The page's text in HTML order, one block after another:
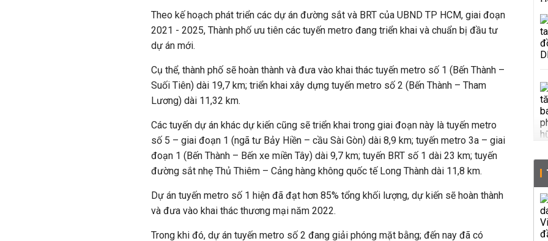
Theo kế hoạch phát triển các dự án đường sắt và BRT của UBND TP HCM, giai đoạn
2021 - 2025, Thành phố ưu tiên các tuyến metro đang triển khai và chuẩn bị đầu tư
dự án mới.
Cụ thể, thành phố sẽ hoàn thành và đưa vào khai thác tuyến metro số 1 (Bến Thành –
Suối Tiên) dài 19,7 km; triển khai xây dựng tuyến metro số 2 (Bến Thành – Tham
Lương) dài 11,32 km.
Các tuyến dự án khác dự kiến cũng sẽ triển khai trong giai đoạn này là tuyến metro
số 5 – giai đoạn 1 (ngã tư Bảy Hiền – cầu Sài Gòn) dài 8,9 km; tuyến metro 3a – giai
đoạn 1 (Bến Thành – Bến xe miền Tây) dài 9,7 km; tuyến BRT số 1 dài 23 km; tuyến
đường sắt nhẹ Thủ Thiêm – Cảng hàng không quốc tế Long Thành dài 11,8 km.
Dự án tuyến metro số 1 hiện đã đạt hơn 85% tổng khối lượng, dự kiến sẽ hoàn thành
và đưa vào khai thác thương mại năm 2022.
Trong khi đó, dự án tuyến metro số 2 đang giải phóng mặt bằng; đến nay đã có